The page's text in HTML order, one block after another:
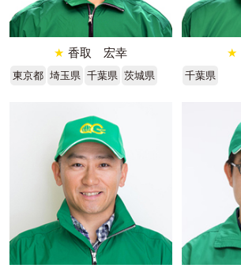
★ 香取 宏幸
東京都 埼玉県 千葉県 茨城県
★
千葉県